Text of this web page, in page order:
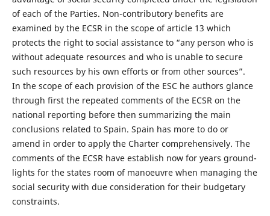
of each of the Parties. Non-contributory benefits are
examined by the ECSR in the scope of article 13 which
protects the right to social assistance to “any person who is
without adequate resources and who is unable to secure
such resources by his own efforts or from other sources”.
In the scope of each provision of the ESC he authors glance
through first the repeated comments of the ECSR on the
national reporting before then summarizing the main
conclusions related to Spain. Spain has more to do or
amend in order to apply the Charter comprehensively. The
comments of the ECSR have establish now for years ground-
lights for the states room of manoeuvre when managing the
social security with due consideration for their budgetary
constraints.